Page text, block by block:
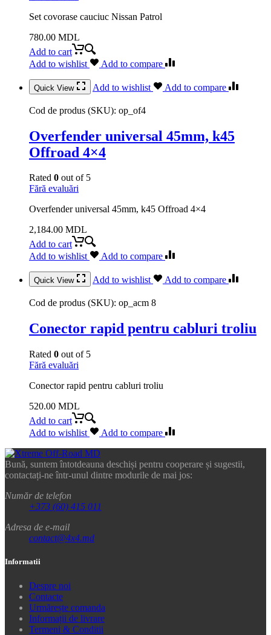
Set covorase cauciuc Nissan Patrol
780.00 MDL
Add to cart
Add to wishlist
Add to compare
Quick View Add to wishlist Add to compare
Cod de produs (SKU): op_of4
Overfender universal 45mm, k45
Offroad 4×4
Rated 0 out of 5
Fără evaluări
Overfender universal 45mm, k45 Offroad 4×4
2,184.00 MDL
Add to cart
Add to wishlist
Add to compare
Quick View Add to wishlist Add to compare
Cod de produs (SKU): op_acm 8
Conector rapid pentru cabluri troliu
Rated 0 out of 5
Fără evaluări
Conector rapid pentru cabluri troliu
520.00 MDL
Add to cart
Add to wishlist
Add to compare
Bună, suntem întotdeauna deschiși pentru cooperare și sugestii,
contactați-ne într-unul dintre modurile de mai jos:
Număr de telefon
+373 (60) 415 011
Adresa de e-mail
contact@4x4.md
Informatii
Despre noi
Contacte
Urmărește comanda
Informații de livrare
Termeni & Conditii